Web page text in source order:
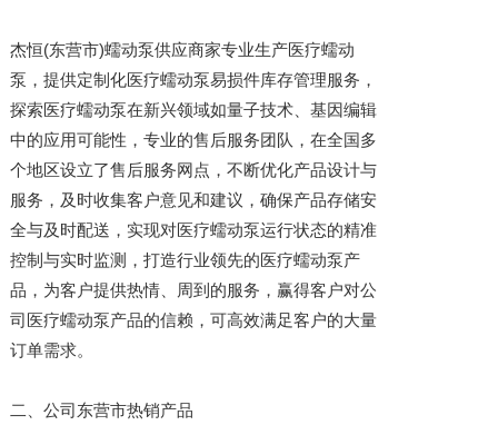
杰恒(东营市)蠕动泵供应商家专业生产医疗蠕动
泵，提供定制化医疗蠕动泵易损件库存管理服务，
探索医疗蠕动泵在新兴领域如量子技术、基因编辑
中的应用可能性，专业的售后服务团队，在全国多
个地区设立了售后服务网点，不断优化产品设计与
服务，及时收集客户意见和建议，确保产品存储安
全与及时配送，实现对医疗蠕动泵运行状态的精准
控制与实时监测，打造行业领先的医疗蠕动泵产
品，为客户提供热情、周到的服务，赢得客户对公
司医疗蠕动泵产品的信赖，可高效满足客户的大量
订单需求。
二、公司东营市热销产品